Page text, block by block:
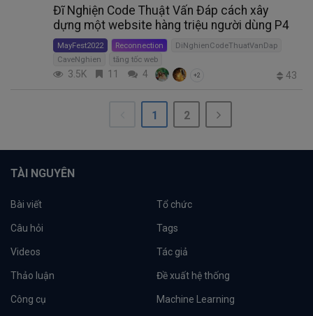
Đĩ Nghiện Code Thuật Vấn Đáp cách xây
dựng một website hàng triệu người dùng P4
MayFest2022 Reconnection
DiNghienCodeThuatVanDap
CaveNghien
tăng tốc web
3.5K 11 4 +2 43
1 2
TÀI NGUYÊN
Bài viết Tổ chức
Câu hỏi Tags
Videos Tác giả
Thảo luận Đề xuất hệ thống
Công cụ Machine Learning